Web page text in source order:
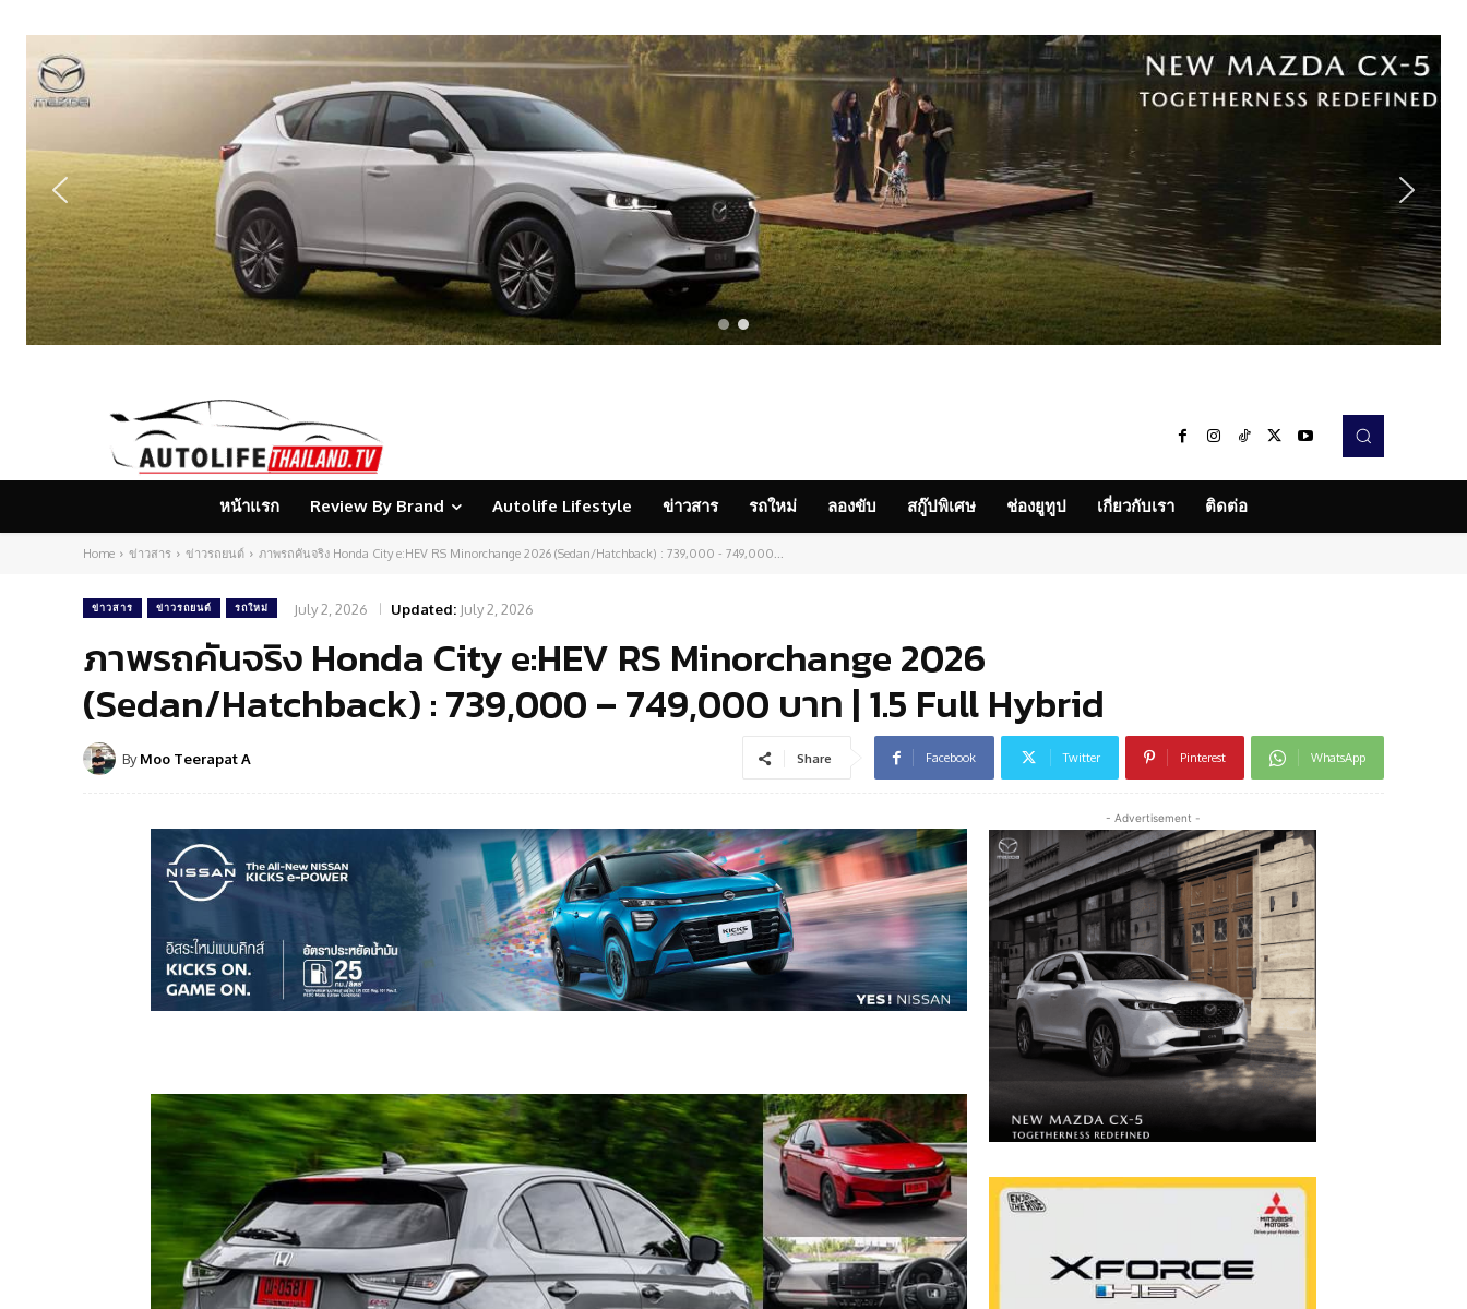
หน้าแรก Review By Brand Autolife Lifestyle ข่าวสาร รถใหม่ ลองขับ สกู๊ปพิเศษ ช่องยูทูป เกี่ยวกับเรา ติดต่อ
Home ข่าวสาร ข่าวรถยนต์ ภาพรถคันจริง Honda City e:HEV RS Minorchange 2026 (Sedan/Hatchback) : 739,000 - 749,000...
ข่าวสาร ข่าวรถยนต์ รถใหม่ July 2, 2026 Updated: July 2, 2026
ภาพรถคันจริง Honda City e:HEV RS Minorchange 2026
(Sedan/Hatchback) : 739,000 – 749,000 บาท | 1.5 Full Hybrid
By Moo Teerapat A Share Facebook Twitter Pinterest WhatsApp
- Advertisement -